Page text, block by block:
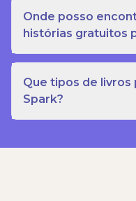
Onde posso
histórias gratuitos
Que tipos de livros
Spark?